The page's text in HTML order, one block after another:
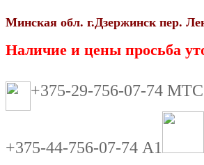
Минская обл. г.Дзержинск пер.
Наличие и цены просьба
+375-29-756-07-74 МТС
+375-44-756-07-74 А1